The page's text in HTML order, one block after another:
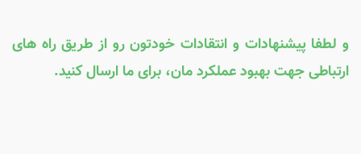
و لطفا پیشنهادات و انتقادات خودتون رو از طریق راه های
ارتباطی جهت بهبود عملکرد مان، برای ما ارسال کنید.